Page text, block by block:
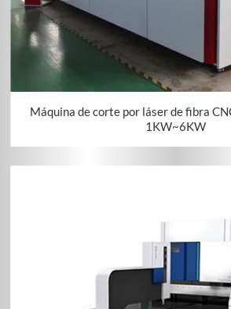
Máquina de corte por láser de fibra
1KW~6KW